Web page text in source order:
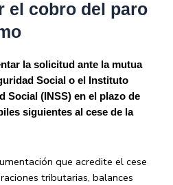
el cobro del paro
la solicitud ante la mutua
Social o el Instituto
Social (INSS) en el plazo de
siguientes al cese de la
que acredite el cese
tributarias, balances